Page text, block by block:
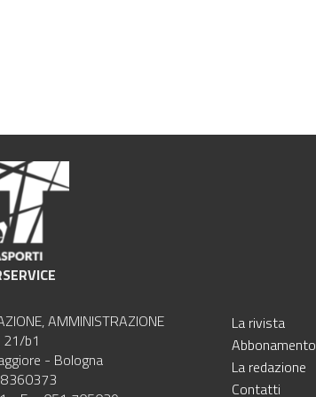
AMMINISTRAZIONE
21/b1
- Bologna
La rivista
Abbonamento
La redazione
Contatti